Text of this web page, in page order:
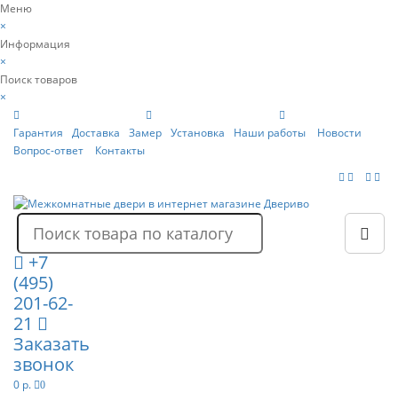
Меню
×
Информация
×
Поиск товаров
×
Гарантия Доставка Замер Установка Наши работы
Новости
Вопрос-ответ
Контакты
+7
(495)
201-62-
21
Заказать
звонок
0 р. 0